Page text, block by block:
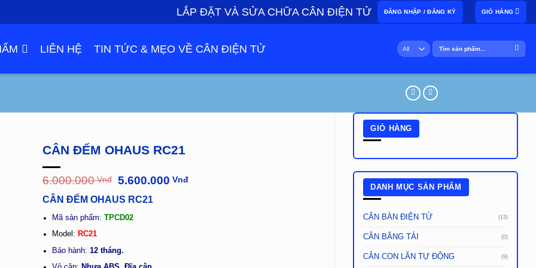
LẮP ĐẶT VÀ SỬA CHỮA CÂN ĐIỆN TỬ ĐĂNG NHẬP / ĐĂNG KÝ GIỎ HÀNG
LIÊN HỆ TIN TỨC & MẸO VỀ CÂN ĐIỆN TỬ
Tìm
kiếm:
GIỎ HÀNG
DANH MỤC SẢN PHẨM
CÂN BÀN ĐIỆN TỬ (13)
CÂN BĂNG TẢI (0)
CÂN CON LĂN TỰ ĐỘNG (9)
CÂN ĐẾM OHAUS RC21
6.000.000Vnđ
Giá
là:
6.000.000
Vnđ.
5.600.000 VnđGiá
CÂN ĐẾM OHAUS RC21
Mã sản phẩm: TPCD02
Model: RC21
Bảo hành: 12 tháng.